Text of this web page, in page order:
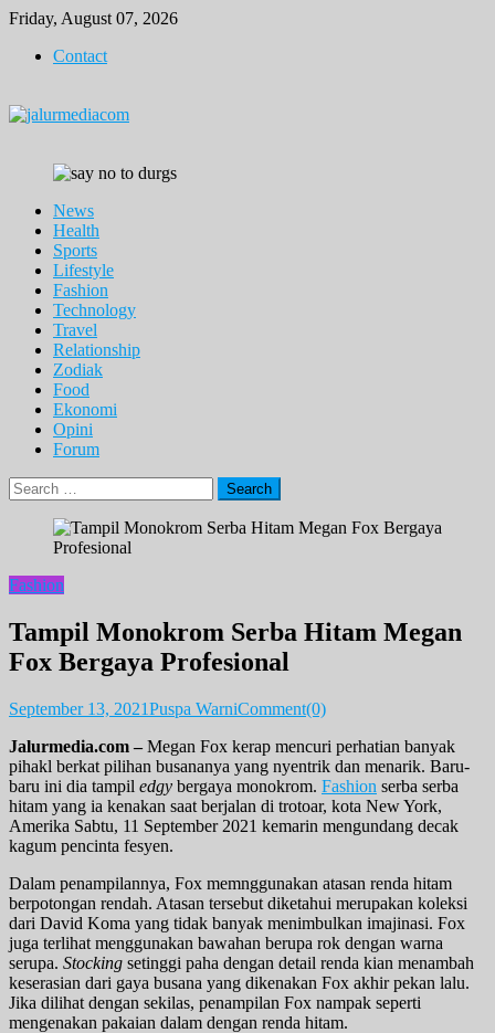
Skip
content
Friday, August 07, 2026
Contact
News
Health
Sports
Lifestyle
Fashion
Technology
Travel
Relationship
Zodiak
Food
Ekonomi
Opini
Forum
Search
for:
Fashion
Tampil Monokrom Serba Hitam Megan
Fox Bergaya Profesional
September 13, 2021Puspa WarniComment(0)
Jalurmedia.com – Megan Fox kerap mencuri perhatian banyak
pihakl berkat pilihan busananya yang nyentrik dan menarik. Baru-
baru ini dia tampil edgy bergaya monokrom. Fashion serba serba
hitam yang ia kenakan saat berjalan di trotoar, kota New York,
Amerika Sabtu, 11 September 2021 kemarin mengundang decak
kagum pencinta fesyen.
Dalam penampilannya, Fox memnggunakan atasan renda hitam
berpotongan rendah. Atasan tersebut diketahui merupakan koleksi
dari David Koma yang tidak banyak menimbulkan imajinasi. Fox
juga terlihat menggunakan bawahan berupa rok dengan warna
serupa. Stocking setinggi paha dengan detail renda kian menambah
keserasian dari gaya busana yang dikenakan Fox akhir pekan lalu.
Jika dilihat dengan sekilas, penampilan Fox nampak seperti
mengenakan pakaian dalam dengan renda hitam.